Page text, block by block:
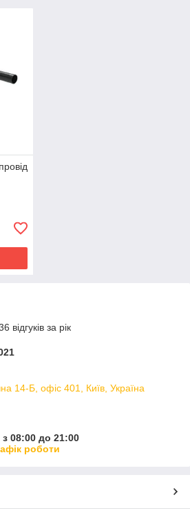
відгуків за рік
14-Б, офіс 401, Київ, Україна
08:00 до 21:00
роботи